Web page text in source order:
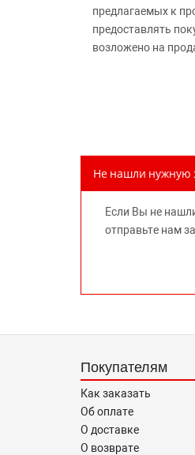
предлагаемых к
предоставлять
возложено на
Не нашли нужную
Если Вы не
отправьте нам
Покупателям
Как заказать
Об оплате
О доставке
О возврате